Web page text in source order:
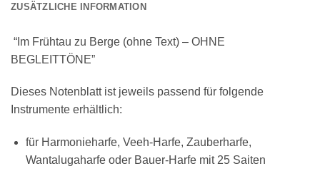
ZUSÄTZLICHE INFORMATION
“Im Frühtau zu Berge (ohne Text) – OHNE
BEGLEITTÖNE”
Dieses Notenblatt ist jeweils passend für folgende
Instrumente erhältlich:
für Harmonieharfe, Veeh-Harfe, Zauberharfe,
Wantalugaharfe oder Bauer-Harfe mit 25 Saiten